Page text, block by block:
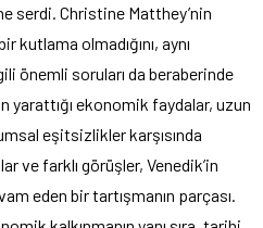
serdi. Christine Matthey’nin
kutlama olmadığını, aynı
önemli soruları da beraberinde
ekonomik faydalar, uzun
eşitsizlikler karşısında
ve farklı görüşler, Venedik’in
eden bir tartışmanın parçası.